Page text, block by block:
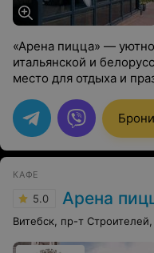
«Арена пицца» —
итальянской и
место для отдыха и
КАФЕ
5.0 Арена
Витебск, пр-т